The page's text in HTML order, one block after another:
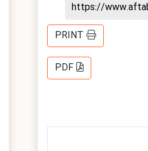
https://
PRINT
PDF